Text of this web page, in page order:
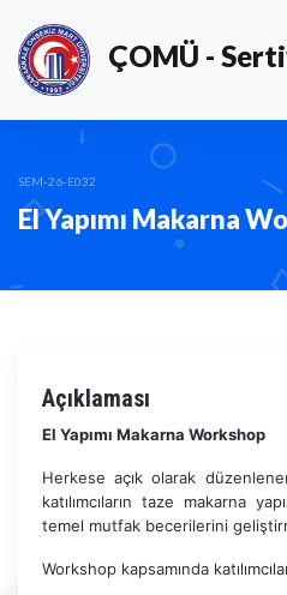
ÇOMÜ -
SEM-26-E032
El Yapımı Makarna
Açıklaması
El Yapımı Makarna Workshop
Herkese açık olarak
katılımcıların taze makarna
temel mutfak becerilerini
Workshop kapsamında